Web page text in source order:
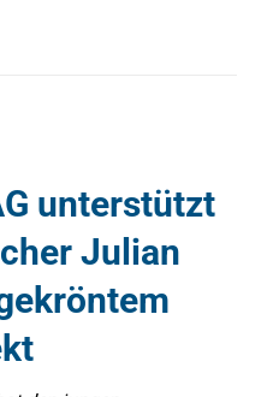
unterstützt
Julian